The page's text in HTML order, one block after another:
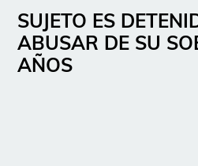
SUJETO ES
ABUSAR DE SU
AÑOS